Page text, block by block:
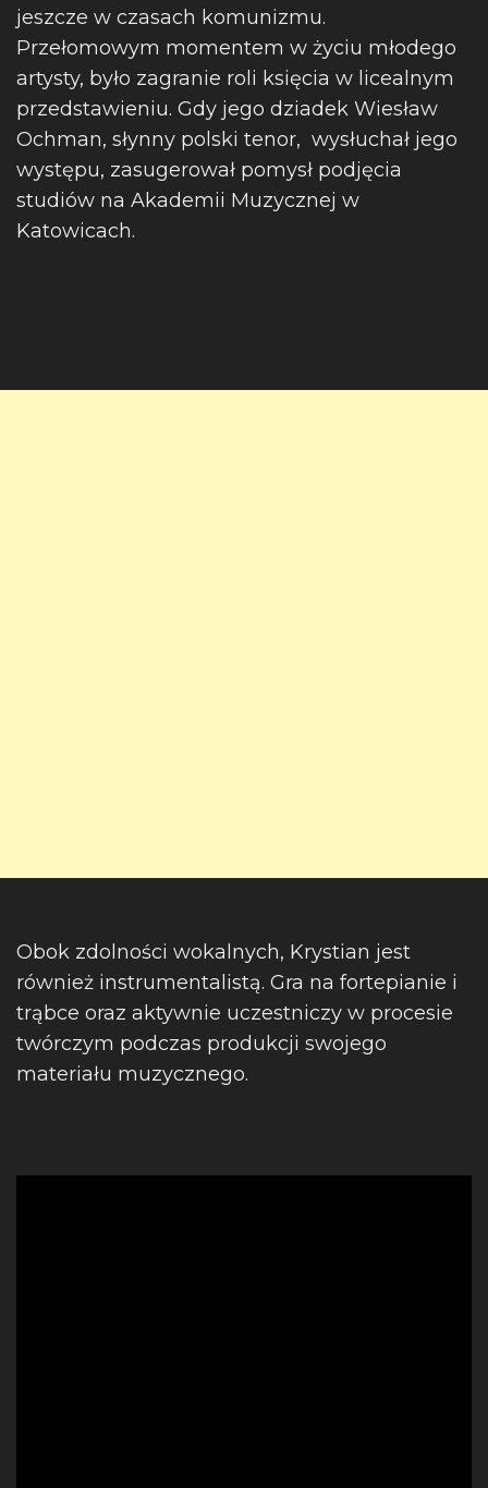
jeszcze w czasach komunizmu.
Przełomowym momentem w życiu młodego
artysty, było zagranie roli księcia w licealnym
przedstawieniu. Gdy jego dziadek Wiesław
Ochman, słynny polski tenor, wysłuchał jego
występu, zasugerował pomysł podjęcia
studiów na Akademii Muzycznej w
Katowicach.
Obok zdolności wokalnych, Krystian jest
również instrumentalistą. Gra na fortepianie i
trąbce oraz aktywnie uczestniczy w procesie
twórczym podczas produkcji swojego
materiału muzycznego.